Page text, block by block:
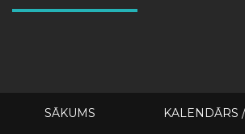
SĀKUMS KALENDĀRS